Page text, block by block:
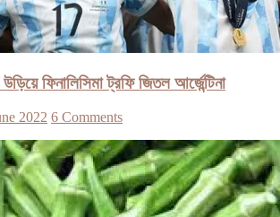
ফিনালিসিমা ট্রফি জিতল আর্জেন্টিনা
2022 6 Comments